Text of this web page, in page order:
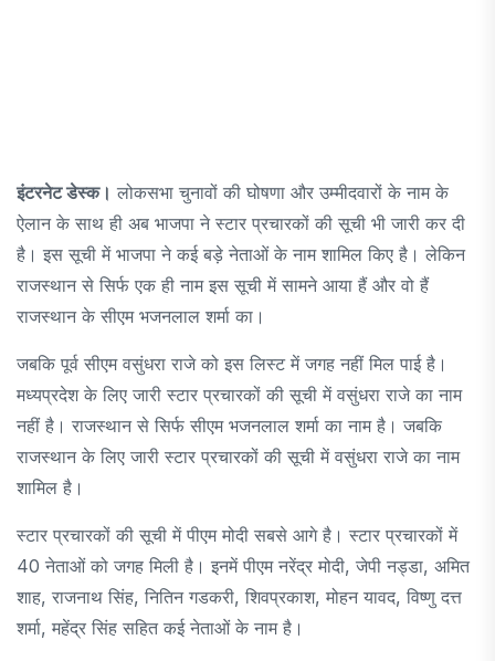
इंटरनेट डेस्क। लोकसभा चुनावों की घोषणा और उम्मीदवारों के नाम के
ऐलान के साथ ही अब भाजपा ने स्टार प्रचारकों की सूची भी जारी कर दी
है। इस सूची में भाजपा ने कई बड़े नेताओं के नाम शामिल किए है। लेकिन
राजस्थान से सिर्फ एक ही नाम इस सूची में सामने आया हैं और वो हैं
राजस्थान के सीएम भजनलाल शर्मा का।
जबकि पूर्व सीएम वसुंधरा राजे को इस लिस्ट में जगह नहीं मिल पाई है।
मध्यप्रदेश के लिए जारी स्टार प्रचारकों की सूची में वसुंधरा राजे का नाम
नहीं है। राजस्थान से सिर्फ सीएम भजनलाल शर्मा का नाम है। जबकि
राजस्थान के लिए जारी स्टार प्रचारकों की सूची में वसुंधरा राजे का नाम
शामिल है।
स्टार प्रचारकों की सूची में पीएम मोदी सबसे आगे है। स्टार प्रचारकों में
40 नेताओं को जगह मिली है। इनमें पीएम नरेंद्र मोदी, जेपी नड्डा, अमित
शाह, राजनाथ सिंह, नितिन गडकरी, शिवप्रकाश, मोहन यावद, विष्णु दत्त
शर्मा, महेंद्र सिंह सहित कई नेताओं के नाम है।